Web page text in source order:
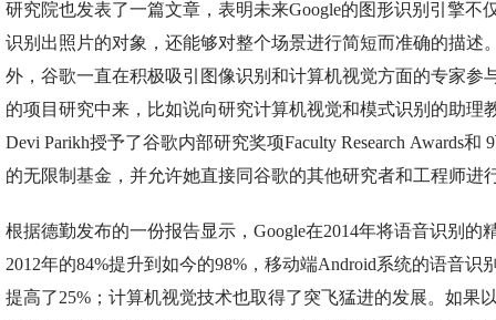
研究院也发表了一篇文章，表明未来Google的图形识别引擎不
识别出照片的对象，还能够对整个场景进行简短而准确的描述
外，谷歌一直在积极吸引图像识别和计算机视觉方面的专家参
的项目研究中来，比如说向研究计算机视觉和模式识别的助理
Devi Parikh授予了谷歌内部研究奖项Faculty Research Awards和
的无限制基金，并允许她直接同谷歌的其他研究者和工程师进
根据德勤发布的一份报告显示，Google在2014年将语音识别的
2012年的84%提升到如今的98%，移动端Android系统的语音识
提高了25%；计算机视觉技术也取得了突飞猛进的发展。如果